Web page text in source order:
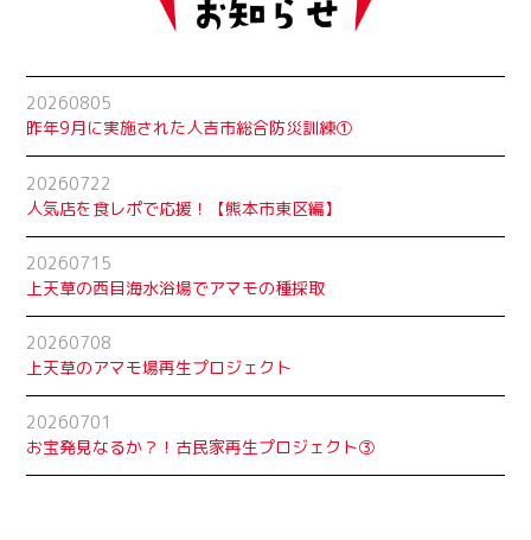
20260805
昨年9月に実施された人吉市総合防災訓練①
20260722
人気店を食レポで応援！【熊本市東区編】
20260715
上天草の西目海水浴場でアマモの種採取
20260708
上天草のアマモ場再生プロジェクト
20260701
お宝発見なるか？！古民家再生プロジェクト➂